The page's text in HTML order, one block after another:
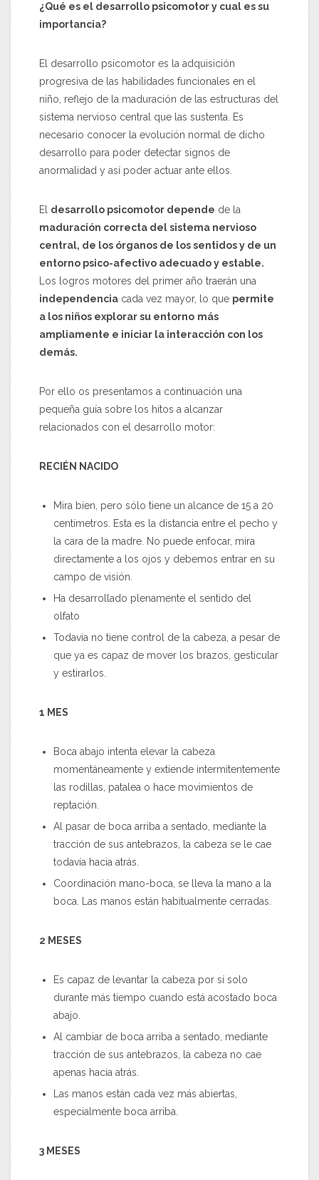
¿Qué es el desarrollo psicomotor y cual es su
importancia?
El desarrollo psicomotor es la adquisición
progresiva de las habilidades funcionales en el
niño, reflejo de la maduración de las estructuras del
sistema nervioso central que las sustenta. Es
necesario conocer la evolución normal de dicho
desarrollo para poder detectar signos de
anormalidad y así poder actuar ante ellos.
El desarrollo psicomotor depende de la
maduración correcta del sistema nervioso
central, de los órganos de los sentidos y de un
entorno psico-afectivo adecuado y estable.
Los logros motores del primer año traerán una
independencia cada vez mayor, lo que permite
a los niños explorar su entorno más
ampliamente e iniciar la interacción con los
demás.
Por ello os presentamos a continuación una
pequeña guía sobre los hitos a alcanzar
relacionados con el desarrollo motor:
RECIÉN NACIDO
Mira bien, pero sólo tiene un alcance de 15 a 20
centímetros. Esta es la distancia entre el pecho y
la cara de la madre. No puede enfocar, mira
directamente a los ojos y debemos entrar en su
campo de visión.
Ha desarrollado plenamente el sentido del
olfato
Todavía no tiene control de la cabeza, a pesar de
que ya es capaz de mover los brazos, gesticular
y estirarlos.
1 MES
Boca abajo intenta elevar la cabeza
momentáneamente y extiende intermitentemente
las rodillas, patalea o hace movimientos de
reptación.
Al pasar de boca arriba a sentado, mediante la
tracción de sus antebrazos, la cabeza se le cae
todavía hacia atrás.
Coordinación mano-boca, se lleva la mano a la
boca. Las manos están habitualmente cerradas.
2 MESES
Es capaz de levantar la cabeza por sí solo
durante más tiempo cuando está acostado boca
abajo.
Al cambiar de boca arriba a sentado, mediante
tracción de sus antebrazos, la cabeza no cae
apenas hacia atrás.
Las manos están cada vez más abiertas,
especialmente boca arriba.
3 MESES